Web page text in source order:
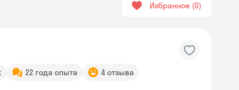
Избранное 0
22 года опыта 4 отзыва